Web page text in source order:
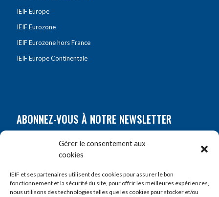
Gérer le consentement aux
cookies
IEIF et ses partenaires utilisent des cookies pour assurer le bon
fonctionnement et la sécurité du site, pour offrir les meilleures expériences,
nous utilisons des technologies telles que les cookies pour stocker et/ou
IEIF Europe
IEIF Eurozone
IEIF Eurozone hors France
IEIF Europe Continentale
ABONNEZ-VOUS À NOTRE NEWSLETTER
Prénom*